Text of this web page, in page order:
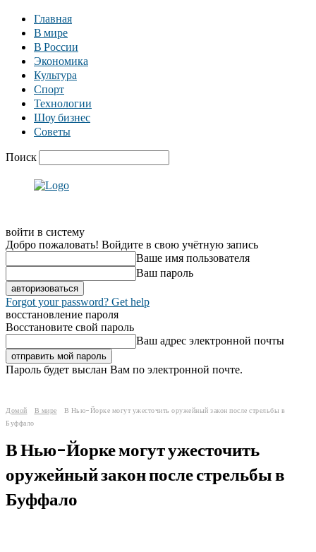
Главная
В мире
В России
Экономика
Культура
Спорт
Технологии
Шоу бизнес
Советы
Поиск
войти в систему
Добро пожаловать! Войдите в свою учётную запись
Ваше имя пользователя
Ваш пароль
Forgot your password? Get help
восстановление пароля
Восстановите свой пароль
Ваш адрес электронной почты
Пароль будет выслан Вам по электронной почте.
Домой В мире
В Нью-Йорке могут ужесточить оружейный закон после стрельбы в
Буффало
В Нью-Йорке могут ужесточить
оружейный закон после стрельбы в
Буффало